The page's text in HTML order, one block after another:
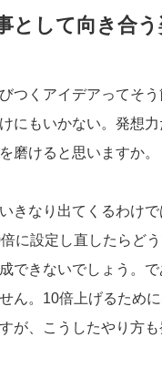
として向き合
つくアイデアってそ
にもいかない。発想
磨けると思いますか。
きなり出てくるわけ
に設定し直したらど
できないでしょう。
ん。10倍上げるため
が、こうしたやり方